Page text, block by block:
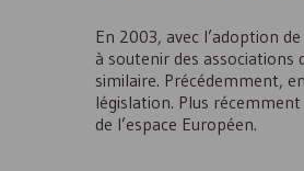
En 2003, avec l’adoption
à soutenir des associations
similaire. Précédemment,
législation. Plus
de l’espace Européen.